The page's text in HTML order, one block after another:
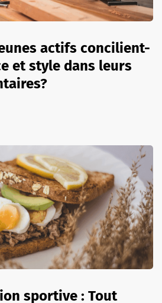
actifs concilient-
et style dans leurs
sportive : Tout